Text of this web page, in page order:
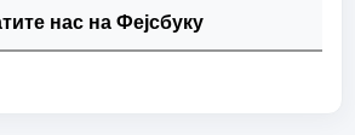
нас на Фејсбуку